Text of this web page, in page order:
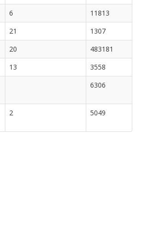
6
11813
21
1307
20
483181
13
3558
6306
2 5049